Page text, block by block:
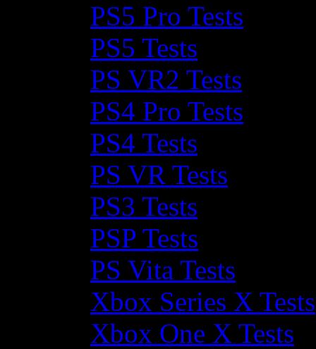
PS5 Pro Tests
PS5 Tests
PS VR2 Tests
PS4 Pro Tests
PS4 Tests
PS VR Tests
PS3 Tests
PSP Tests
PS Vita Tests
Xbox Series X Tests
Xbox One X Tests